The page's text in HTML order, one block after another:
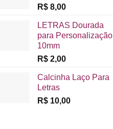
R$ 8,00
LETRAS Dourada
para Personalização
10mm
R$ 2,00
Calcinha Laço Para
Letras
R$ 10,00